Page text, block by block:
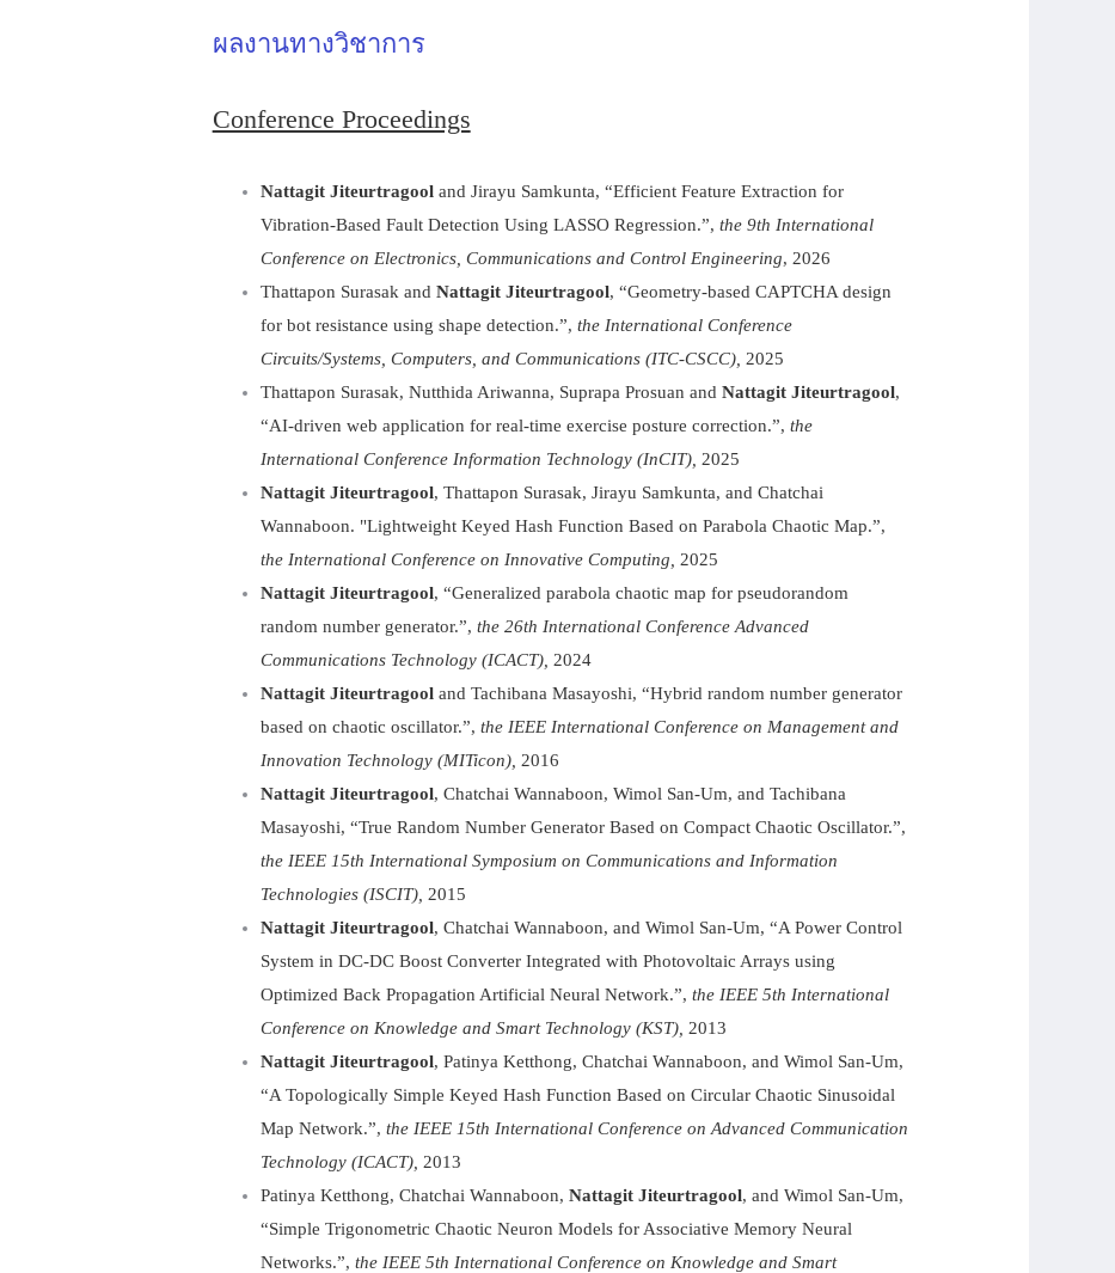
ผลงานทางวิชาการ
Conference Proceedings
Nattagit Jiteurtragooland Jirayu Samkunta, “Efficient Feature Extraction for
Vibration-Based Fault Detection Using LASSO Regression.”, the 9th International
Conference on Electronics, Communications and Control Engineering, 2026
Thattapon Surasak and Nattagit Jiteurtragool, “Geometry-based CAPTCHA design
for bot resistance using shape detection.”, the International Conference
Circuits/Systems, Computers, and Communications (ITC-CSCC), 2025
Thattapon Surasak, Nutthida Ariwanna, Suprapa Prosuan and Nattagit Jiteurtragool,
“AI-driven web application for real-time exercise posture correction.”, the
International Conference Information Technology (InCIT), 2025
Nattagit Jiteurtragool, Thattapon Surasak, Jirayu Samkunta, and Chatchai
Wannaboon. "Lightweight Keyed Hash Function Based on Parabola Chaotic Map.”,
the International Conference on Innovative Computing,
2025
Nattagit Jiteurtragool, “Generalized parabola chaotic map for pseudorandom
random number generator.”, the 26th International Conference Advanced
Communications Technology (ICACT), 2024
Nattagit Jiteurtragooland Tachibana Masayoshi, “Hybrid random number generator
based on chaotic oscillator.”, the IEEE International Conference on Management and
Innovation Technology (MITicon), 2016
Nattagit Jiteurtragool, Chatchai Wannaboon, Wimol San-Um, and Tachibana
Masayoshi, “True Random Number Generator Based on Compact Chaotic Oscillator.”,
the IEEE 15th International Symposium on Communications and Information
Technologies (ISCIT), 2015
Nattagit Jiteurtragool, Chatchai Wannaboon, and Wimol San-Um, “A Power Control
System in DC-DC Boost Converter Integrated with Photovoltaic Arrays using
Optimized Back Propagation Artificial Neural Network.”, the IEEE 5th International
Conference on Knowledge and Smart Technology (KST), 2013
Nattagit Jiteurtragool, Patinya Ketthong, Chatchai Wannaboon, and Wimol San-Um,
“A Topologically Simple Keyed Hash Function Based on Circular Chaotic Sinusoidal
Map Network.”, the IEEE 15th International Conference on Advanced Communication
Technology (ICACT), 2013
Patinya Ketthong, Chatchai Wannaboon, Nattagit Jiteurtragool, and Wimol San-Um,
“Simple Trigonometric Chaotic Neuron Models for Associative Memory Neural
Networks.”, the IEEE 5th International Conference on Knowledge and Smart